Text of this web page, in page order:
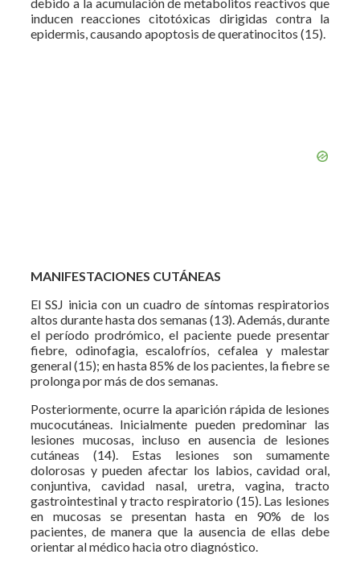
inducen reacciones citotóxicas dirigidas contra la
epidermis, causando apoptosis de queratinocitos (15).
MANIFESTACIONES CUTÁNEAS
El SSJ inicia con un cuadro de síntomas respiratorios
altos durante hasta dos semanas (13). Además, durante
el período prodrómico, el paciente puede presentar
fiebre, odinofagia, escalofríos, cefalea y malestar
general (15); en hasta 85% de los pacientes, la fiebre se
prolonga por más de dos semanas.
Posteriormente, ocurre la aparición rápida de lesiones
mucocutáneas. Inicialmente pueden predominar las
lesiones mucosas, incluso en ausencia de lesiones
cutáneas (14). Estas lesiones son sumamente
dolorosas y pueden afectar los labios, cavidad oral,
conjuntiva, cavidad nasal, uretra, vagina, tracto
gastrointestinal y tracto respiratorio (15). Las lesiones
en mucosas se presentan hasta en 90% de los
pacientes, de manera que la ausencia de ellas debe
orientar al médico hacia otro diagnóstico.